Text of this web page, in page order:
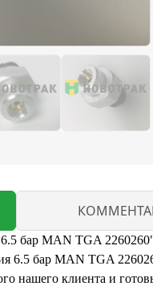
бар MAN TGA
бар MAN TGA
клиента и